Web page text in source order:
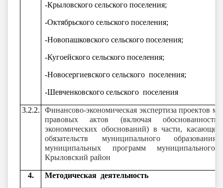
-Крыловского сельского поселения;
-Октябрьского сельского поселения;
-Новопашковского сельского поселения;
-Кугоейского сельского поселения;
-Новосергиевского сельского поселения;
-Шевченковского сельского поселения
3.2.2.
Финансово-экономическая экспертиза проектов
правовых актов (включая обоснованность
экономических обоснований) в части,
обязательств муниципального
муниципальных программ муниципального
Крыловский район
4. Методическая деятельность